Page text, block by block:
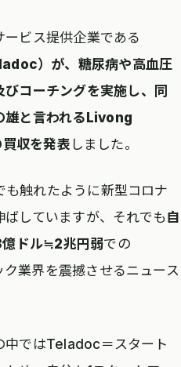
ビス提供企業である
）が、糖尿病や高血圧
コーチングを実施し、同
雄と言われるLivong
収を発表 しました。
触れたように新型コロナ
していますが、それでも自
億ドル≒2兆円弱での
業界を震撼させるニュース
中ではTeladoc＝スタート